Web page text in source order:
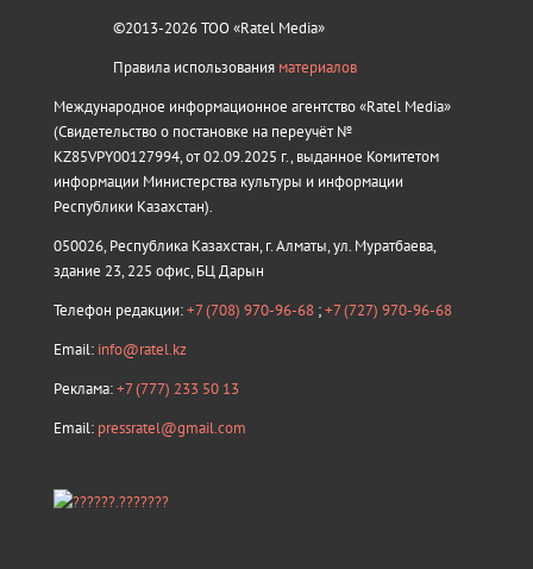
©2013-2026 ТОО «Ratel Media»
Правила использования материалов
Международное информационное агентство «Ratel Media»
(Свидетельство о постановке на переучёт №
KZ85VPY00127994, от 02.09.2025 г., выданное Комитетом
информации Министерства культуры и информации
Республики Казахстан).
050026, Республика Казахстан, г. Алматы, ул. Муратбаева,
здание 23, 225 офис, БЦ Дарын
Телефон редакции:+7 (708) 970-96-68 ;+7 (727) 970-96-68
Email: info@ratel.kz
Реклама:+7 (777) 233 50 13
Email: pressratel@gmail.com